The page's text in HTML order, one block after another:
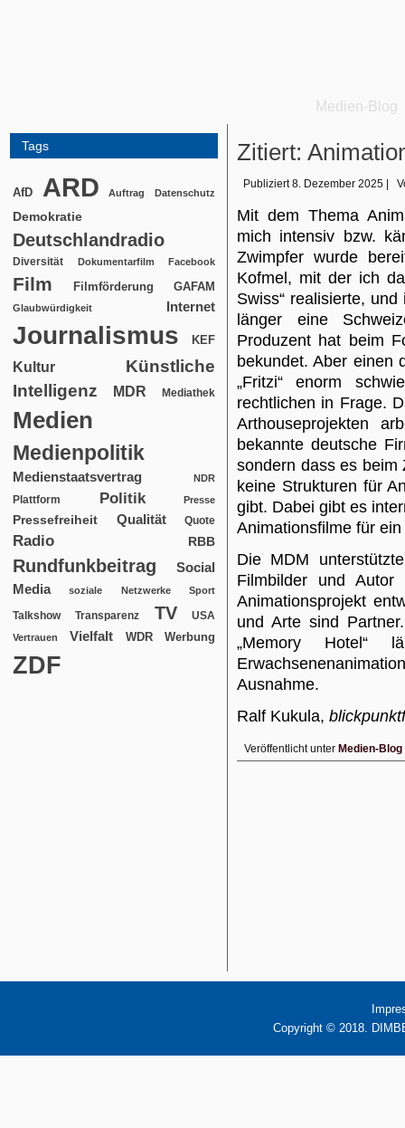
Medien-Blog
Tags
AfD ARD Auftrag Datenschutz
Demokratie
Deutschlandradio
Diversität Dokumentarfilm Facebook
Film Filmförderung GAFAM
Glaubwürdigkeit Internet
Journalismus KEF
Kultur
Künstliche
Intelligenz
MDR Mediathek
Medien
Medienpolitik
Medienstaatsvertrag NDR
Plattform Politik Presse
Pressefreiheit Qualität Quote
Radio RBB
Rundfunkbeitrag
Social
Media
soziale Netzwerke Sport
Talkshow Transparenz TV USA
Vertrauen Vielfalt WDR Werbung
ZDF
Zitiert:
Publiziert 8. Dezember 2025
Mit dem Thema
mich intensiv bzw.
Zwimpfer wurde
Kofmel, mit der ich
Swiss“ realisierte,
länger eine
Produzent hat beim
bekundet. Aber einen
„Fritzi“ enorm
rechtlichen in Frage.
Arthouseprojekten
bekannte deutsche
sondern dass es beim
keine Strukturen für
gibt. Dabei gibt es
Animationsfilme für
Die MDM
Filmbilder und
Animationsprojekt
und Arte sind
„Memory
Ausnahme.
Ralf Kukula,
Veröffentlicht unter Medien-Blog
Copyright © 2018.